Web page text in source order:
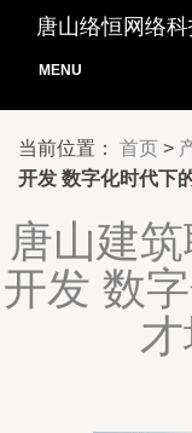
唐山络恒网络科
MENU
当前位置： 首页 >
开发 数字化时代下
唐山建
开发 数